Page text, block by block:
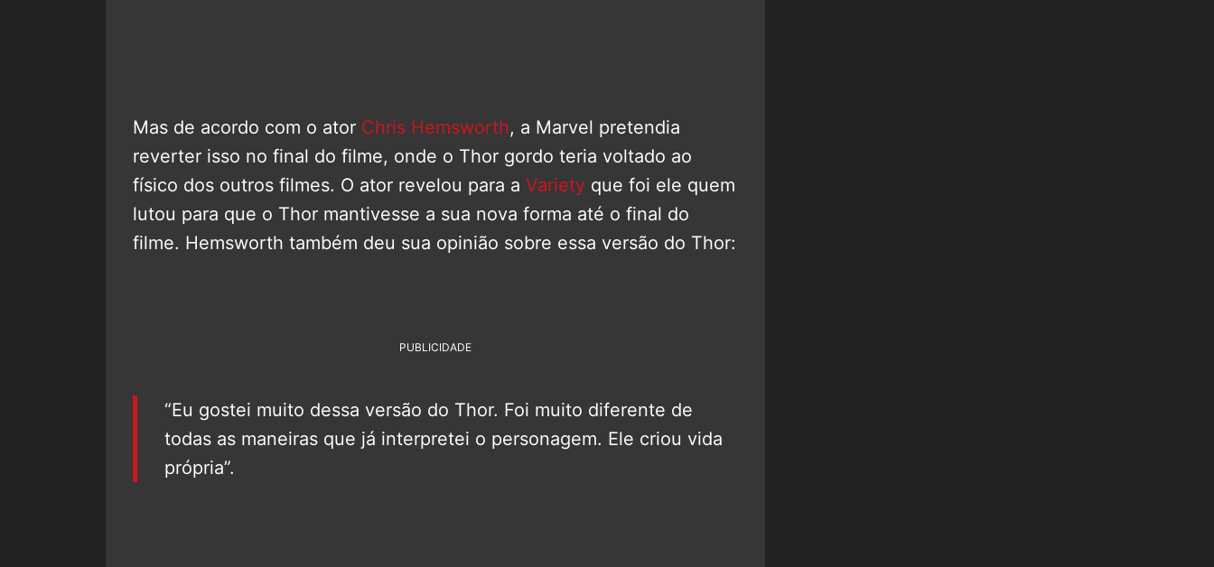
Mas de acordo com o ator Chris Hemsworth, a Marvel pretendia
reverter isso no final do filme, onde o Thor gordo teria voltado ao
físico dos outros filmes. O ator revelou para a Variety que foi ele quem
lutou para que o Thor mantivesse a sua nova forma até o final do
filme. Hemsworth também deu sua opinião sobre essa versão do Thor:
PUBLICIDADE
“Eu gostei muito dessa versão do Thor. Foi muito diferente de
todas as maneiras que já interpretei o personagem. Ele criou vida
própria”.